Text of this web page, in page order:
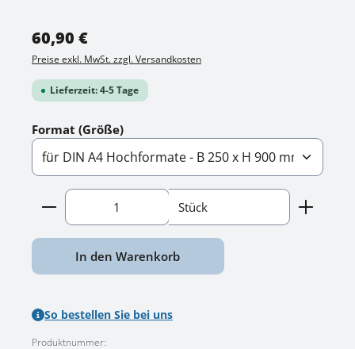
Regulärer Preis:
60,90 €
Preise exkl. MwSt. zzgl. Versandkosten
Lieferzeit: 4-5 Tage
Format (Größe)auswählen
Produkt Anzahl: Gib den gewünschten Wert
Stück
In den Warenkorb
So bestellen Sie bei uns
Produktnummer: